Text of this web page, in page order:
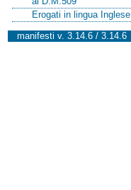
Erogati in lingua Inglese
manifesti v. 3.14.6 / 3.14.6